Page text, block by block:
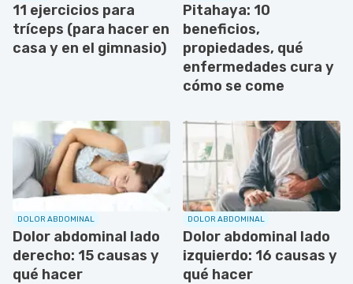
11 ejercicios para
tríceps (para hacer en
casa y en el gimnasio)
Pitahaya: 10
beneficios,
propiedades, qué
enfermedades cura y
cómo se come
DOLOR ABDOMINAL
Dolor abdominal lado
derecho: 15 causas y
qué hacer
DOLOR ABDOMINAL
Dolor abdominal lado
izquierdo: 16 causas y
qué hacer